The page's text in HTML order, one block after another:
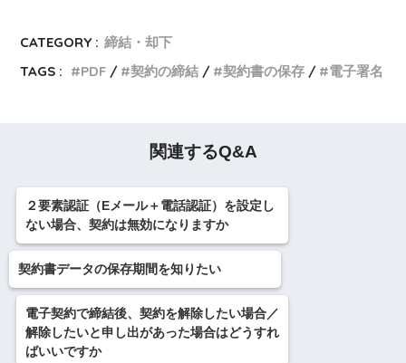
CATEGORY : 締結・却下
TAGS :
PDF 契約の締結 契約書の保存 電子署名
関連するQ&A
２要素認証（Eメール＋電話認証）を設定し
ない場合、契約は無効になりますか
契約書データの保存期間を知りたい
電子契約で締結後、契約を解除したい場合／
解除したいと申し出があった場合はどうすれ
ばいいですか